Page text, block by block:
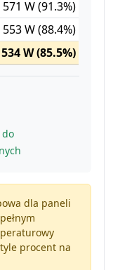
571 W (91.3%)
553 W (88.4%)
534 W (85.5%)
do
dla paneli
procent na